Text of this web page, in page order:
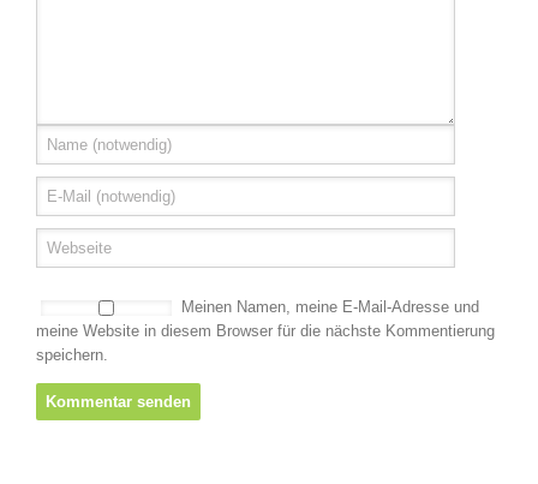
Meinen Namen, meine E-Mail-Adresse und
meine Website in diesem Browser für die nächste Kommentierung
speichern.